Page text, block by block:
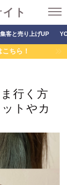
ト
客と売り上げUP
ちら！
行く方
トやカ